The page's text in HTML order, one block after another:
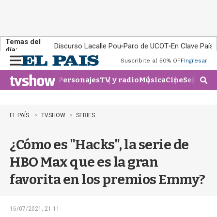
Temas del
día:
Discurso Lacalle Pou Paro de UCOT En Clave País
n
u
Suscribite al 50% OFFIngresar
PersonajesTV y radioMúsicaCineSeries
M
o
q
EL PAÍS TVSHOW SERIES
¿Cómo es "Hacks", la serie de
HBO Max que es la gran
favorita en los premios Emmy?
16/07/2021, 21:11